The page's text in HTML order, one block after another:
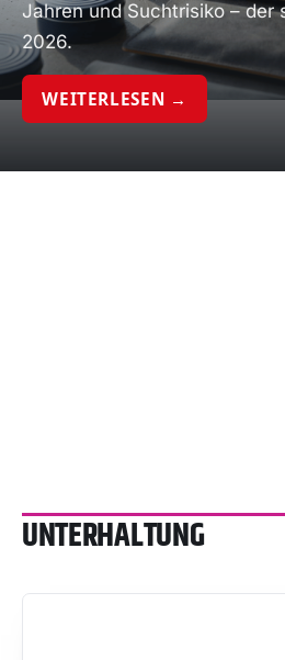
Jahren und Suchtrisiko – der
2026.
WEITERLESEN →
UNTERHALTUNG